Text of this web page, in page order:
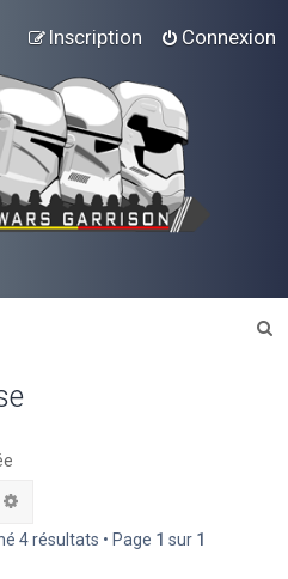
Connexion
Inscription
4 résultats • Page 1 sur 1